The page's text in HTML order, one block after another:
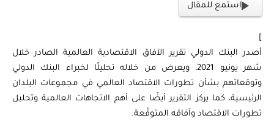
استمع للمقال
أصدر البنك الدولي تقرير الآفاق الاقتصادية العالمية الصادر خلال
شهر يونيو 2021، ويعرض من خلاله تحليلًا لخبراء البنك الدولي
وتوقعاتهم بشأن تطورات الاقتصاد العالمي في مجموعات البلدان
الرئيسية، كما يركز التقرير أيضًا على أهم الاتجاهات العالمية وتحليل
تطورات الاقتصاد وآفاقه المتوقّعة.